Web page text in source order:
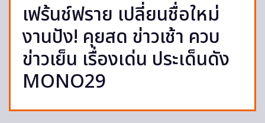
เฟร้นช์ฟราย เปลี่ยนชื่อใหม่
งานปัง! คุยสด ข่าวเช้า ควบ
ข่าวเย็น เรื่องเด่น ประเด็นดัง
MONO29